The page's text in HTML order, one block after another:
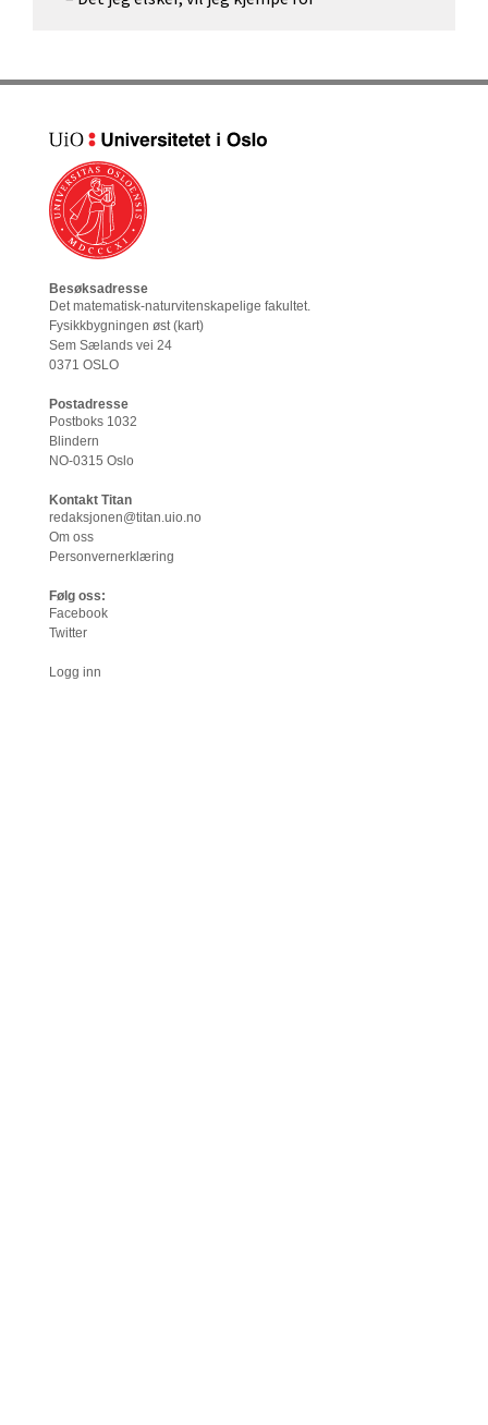
Besøksadresse
Det matematisk-naturvitenskapelige fakultet.
Fysikkbygningen øst (kart)
Sem Sælands vei 24
0371 OSLO
Postadresse
Postboks 1032
Blindern
NO-0315 Oslo
Kontakt Titan
redaksjonen@titan.uio.no
Om oss
Personvernerklæring
Følg oss:
Facebook
Twitter
Logg inn